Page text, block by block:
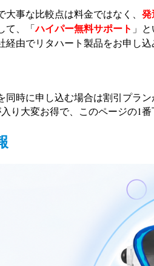
大事な比較点は料金ではなく、
て、「ハイパー無料サポート 」
経由でリタハート製品をお申し込
時に申し込む場合は割引プラ
り大変お得で、このページの1